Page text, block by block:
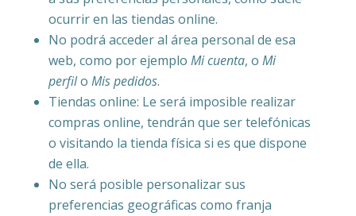
ocurrir en las tiendas online.
No podrá acceder al área personal de esa
web, como por ejemplo Mi cuenta, o Mi
perfilo Mis pedidos.
Tiendas online: Le será imposible realizar
compras online, tendrán que ser telefónicas
o visitando la tienda física si es que dispone
de ella.
No será posible personalizar sus
preferencias geográficas como franja